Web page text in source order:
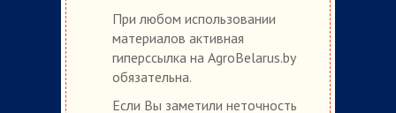
При любом использовании
материалов активная
гиперссылка на AgroBelarus.by
обязательна.
Если Вы заметили неточность